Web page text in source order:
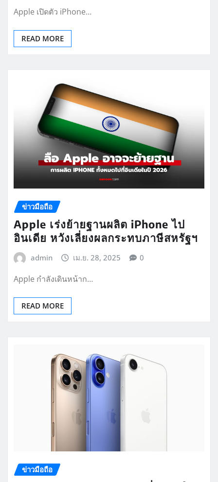
Apple เปิดตัว iPhone…
READ MORE
ข่าวมือถือ
Apple เร่งย้ายฐานผลิต iPhone ไป
อินเดีย หวังเลี่ยงผลกระทบภาษีสหรัฐฯ
admin เม.ย. 28, 2025 0
Apple กำลังเดินหน้าก…
READ MORE
ข่าวมือถือ